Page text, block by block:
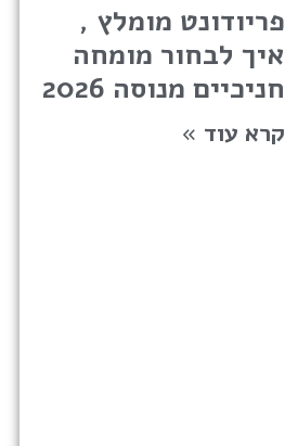
פריודונט מומלץ ,
איך לבחור מומחה
חניכיים מנוסה 2026
קרא עוד »